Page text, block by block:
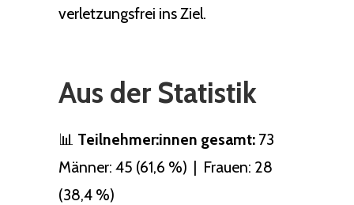
verletzungsfrei ins Ziel.
Aus der Statistik
📊 Teilnehmer:innen gesamt: 73
Männer: 45 (61,6 %) | Frauen: 28
(38,4 %)